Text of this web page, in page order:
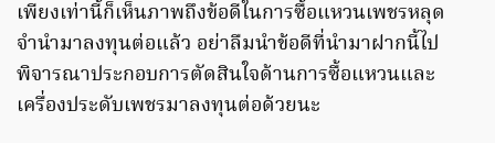
เพียงเท่านี้ก็เห็นภาพถึงข้อดีในการซื้อแหวนเพชรหลุด
จำนำมาลงทุนต่อแล้ว อย่าลืมนำข้อดีที่นำมาฝากนี้ไป
พิจารณาประกอบการตัดสินใจด้านการซื้อแหวนและ
เครื่องประดับเพชรมาลงทุนต่อด้วยนะ